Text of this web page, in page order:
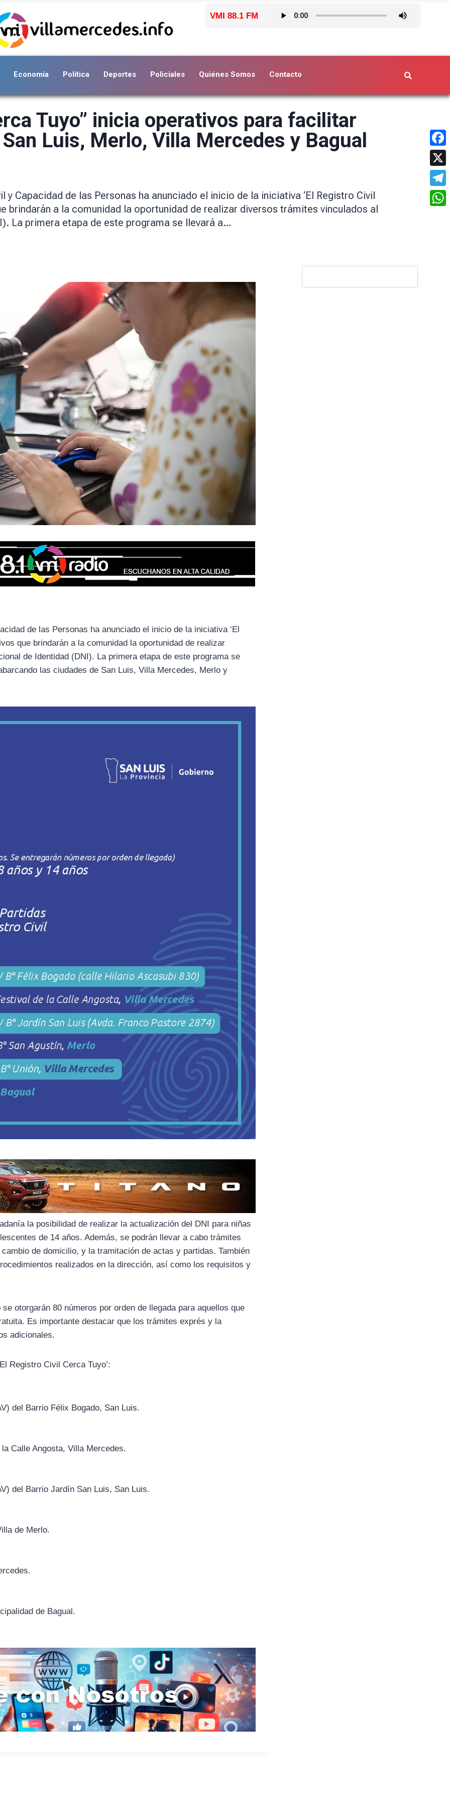
VMI 88.1 FM
Economía Política Deportes Policiales Quiénes Somos Contacto
Tuyo” inicia operativos para facilitar
Luis, Merlo, Villa Mercedes y Bagual
y Capacidad de las Personas ha anunciado el inicio de la iniciativa ‘El Registro Civil
brindarán a la comunidad la oportunidad de realizar diversos trámites vinculados al
La primera etapa de este programa se llevará a…
de las Personas ha anunciado el inicio de la iniciativa ‘El
que brindarán a la comunidad la oportunidad de realizar
de Identidad (DNI). La primera etapa de este programa se
las ciudades de San Luis, Villa Mercedes, Merlo y
la posibilidad de realizar la actualización del DNI para niñas
de 14 años. Además, se podrán llevar a cabo trámites
de domicilio, y la tramitación de actas y partidas. También
realizados en la dirección, así como los requisitos y
otorgarán 80 números por orden de llegada para aquellos que
Es importante destacar que los trámites exprés y la
adicionales.
Registro Civil Cerca Tuyo’:
del Barrio Félix Bogado, San Luis.
Calle Angosta, Villa Mercedes.
del Barrio Jardín San Luis, San Luis.
de Merlo.
de Bagual.
X